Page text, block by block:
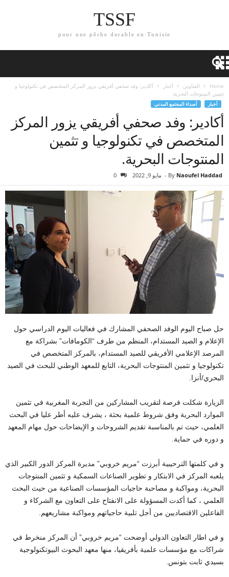
TSSF
pour une pêche durable en Tunisie
Home العناوين أخبار
أكادير: وفد صحفي أفريقي يزور المركز المتخصص في تكنولوجيا و
تثمين المنتوجات البحرية.
أخبار أصداء المجتمع المدني
أكادير: وفد صحفي أفريقي يزور المركز
المتخصص في تكنولوجيا و تثمين
المنتوجات البحرية.
By Naoufel Haddad
- مايو 9, 2022 0
حل صباح اليوم الوفد الصحفي المشارك في فعاليات اليوم الدراسي حول
الإعلام و الصيد المستدام، المنظم من طرف “الكومافات” بشراكة مع
المرصد الإعلامي الأفريقي للصيد المستدام، بالمركز المتخصص في
تكنولوجيا و تثمين المنتوجات البحرية، التابع للمعهد الوطني للبحث في الصيد
البحري/أنزا.
الزيارة شكلت فرصة لتقريب المشاركين من التجربة المغربية في تثمين
الموارد البحرية وفق شروط علمية بحثة ، يشرف عليه أطر عليا في البحث
العلمي، حيث تم بالمناسبة تقديم الشروحات و الإيضاحات حول مهام المعهد
و دوره في حماية.
و في كلمتها الترحيبية أبرزت “مريم خروبي” مديرة المركز الدور الكبير الذي
يلعبه المركز في الابتكار و تطوير الصناعات السمكية و تثمين المنتوجات
البحرية، ومواكبة و مصاحبة حاجيات المؤسسات الصناعية من حيث البحث
العلمي ، كما أكدت المسؤولة على الانفتاح على التعاون مع الشركاء و
الفاعلين الاقتصاديين من أجل تلبية حاجياتهم ومواكبة مشاريعهم.
و في اطار التعاون الدولي أوضحت “مريم خروبي” أن المركز منخرط في
شراكات مع مؤسسات علمية بأفريقيا، منها معهد البحوث البيوتكنولوجية
بسيدي ثابت بتونس.